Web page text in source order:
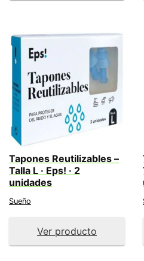
Tapones Reutilizables –
Talla L · Eps! · 2
unidades
Sueño
Ver producto